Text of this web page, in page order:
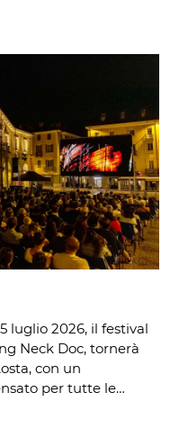
luglio 2026, il festival
Neck Doc, tornerà
con un
per tutte le…